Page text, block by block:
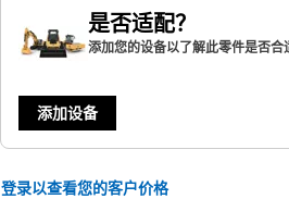
是否适配？
添加您的设备以了解此零件是否合
添加设备
登录以查看您的客户价格